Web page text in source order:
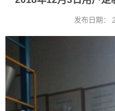
发布日期：